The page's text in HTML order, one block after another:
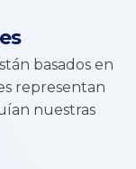
basados en
representan
nuestras